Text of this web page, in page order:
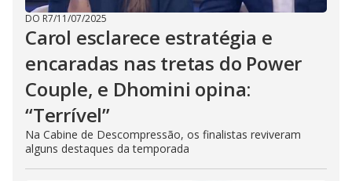
DO R7/11/07/2025
Carol esclarece estratégia e
encaradas nas tretas do Power
Couple, e Dhomini opina:
“Terrível”
Na Cabine de Descompressão, os finalistas reviveram
alguns destaques da temporada